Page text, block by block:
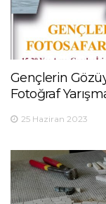
Gençlerin
Fotoğraf
25 Haziran 2023